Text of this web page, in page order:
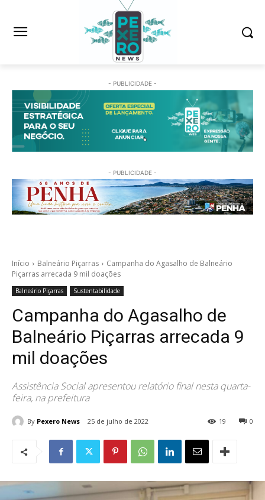
- PUBLICIDADE -
- PUBLICIDADE -
Início Balneário Piçarras
Campanha do Agasalho de Balneário
Piçarras arrecada 9 mil doações
Balneário Piçarras Sustentabilidade
Campanha do Agasalho de
Balneário Piçarras arrecada 9
mil doações
Assistência Social apresentou relatório final nesta quarta-
feira, na prefeitura
By Pexero News 25 de julho de 2022 0
19